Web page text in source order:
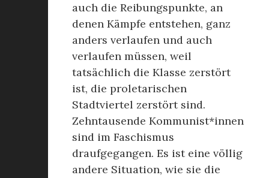
auch die Reibungspunkte, an
denen Kämpfe entstehen, ganz
anders verlaufen und auch
verlaufen müssen, weil
tatsächlich die Klasse zerstört
ist, die proletarischen
Stadtviertel zerstört sind.
Zehntausende Kommunist*innen
sind im Faschismus
draufgegangen. Es ist eine völlig
andere Situation, wie sie die